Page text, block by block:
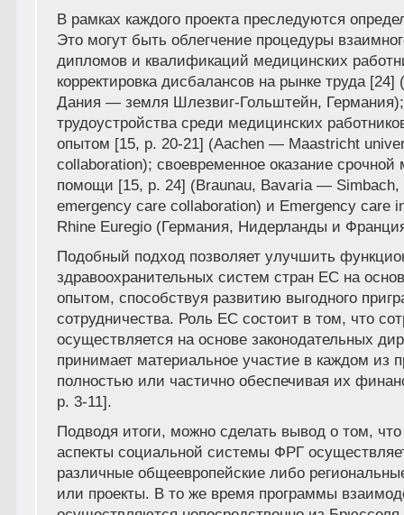
В рамках каждого проекта преследуются
Это могут быть облегчение процедуры
дипломов и квалификаций медицинских
корректировка дисбалансов на рынке труда
Дания — земля Шлезвиг-Гольштейн,
трудоустройства среди медицинских
опытом [15, р. 20-21] (Aachen — Maastricht
collaboration); своевременное оказание срочной
помощи [15, р. 24] (Braunau, Bavaria — Simbach,
emergency care collaboration) и Emergency care
Rhine Euregio (Германия, Нидерланды и
Подобный подход позволяет улучшить
здравоохранительных систем стран ЕС на
опытом, способствуя развитию выгодного
сотрудничества. Роль ЕС состоит в том, что
осуществляется на основе законодательных
принимает материальное участие в каждом из
полностью или частично обеспечивая их
р. 3-11].
Подводя итоги, можно сделать вывод о том,
аспекты социальной системы ФРГ
различные общеевропейские либо
или проекты. В то же время программы